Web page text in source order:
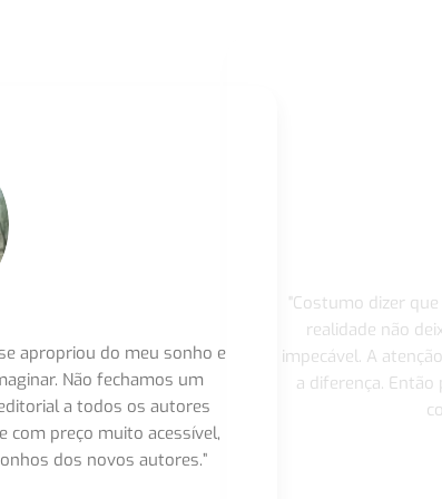
apropriou do meu sonho e
Não fechamos um
a todos os autores
com preço muito acessível,
dos novos autores.”
"Costumo dizer
realidade não
impecável. A
a diferença.